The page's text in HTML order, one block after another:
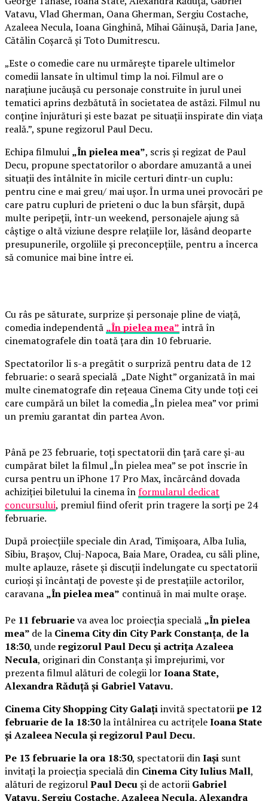
Vatavu, Vlad Gherman, Oana Gherman, Sergiu Costache,
Azaleea Necula, Ioana Ginghină, Mihai Găinușă, Daria Jane,
Cătălin Coșarcă și Toto Dumitrescu.
„Este o comedie care nu urmărește tiparele ultimelor
comedii lansate în ultimul timp la noi. Filmul are o
narațiune jucăușă cu personaje construite în jurul unei
tematici aprins dezbătută în societatea de astăzi. Filmul nu
conține înjurături și este bazat pe situații inspirate din viața
reală.”, spune regizorul Paul Decu.
Echipa filmului „În pielea mea”, scris și regizat de Paul
Decu, propune spectatorilor o abordare amuzantă a unei
situații des întâlnite în micile certuri dintr-un cuplu:
pentru cine e mai greu/ mai ușor. În urma unei provocări pe
care patru cupluri de prieteni o duc la bun sfârșit, după
multe peripeții, într-un weekend, personajele ajung să
câștige o altă viziune despre relațiile lor, lăsând deoparte
presupunerile, orgoliile și preconcepțiile, pentru a încerca
să comunice mai bine între ei.
Cu râs pe săturate, surprize și personaje pline de viață,
comedia independentă „În pielea mea” intră în
cinematografele din toată țara din 10 februarie.
Spectatorilor li s-a pregătit o surpriză pentru data de 12
februarie: o seară specială „Date Night” organizată în mai
multe cinematografe din rețeaua Cinema City unde toți cei
care cumpără un bilet la comedia „În pielea mea” vor primi
un premiu garantat din partea Avon.
Până pe 23 februarie, toți spectatorii din țară care și-au
cumpărat bilet la filmul „În pielea mea” se pot înscrie în
cursa pentru un iPhone 17 Pro Max, încărcând dovada
achiziției biletului la cinema înformularul dedicat
concursului, premiul fiind oferit prin tragere la sorți pe 24
februarie.
După proiecțiile speciale din Arad, Timișoara, Alba Iulia,
Sibiu, Brașov, Cluj-Napoca, Baia Mare, Oradea, cu săli pline,
multe aplauze, râsete și discuții îndelungate cu spectatorii
curioși și încântați de poveste și de prestațiile actorilor,
caravana „În pielea mea” continuă în mai multe orașe.
Pe 11 februarieva avea loc proiecția specială „În pielea
mea” de la Cinema City din City Park Constanța, de la
18:30, underegizorul Paul Decu și actrița Azaleea
Necula, originari din Constanța și împrejurimi, vor
prezenta filmul alături de colegii lorIoana State,
Alexandra Răduță și Gabriel Vatavu.
Cinema City Shopping City Galațiinvită spectatoriipe 12
februarie de la 18:30la întâlnirea cu actrițeleIoana State
și Azaleea Necula și regizorul Paul Decu.
Pe 13 februarie la ora 18:30, spectatorii dinIași sunt
invitați la proiecția specială din Cinema City Iulius Mall,
alături de regizorulPaul Decuși de actorii Gabriel
Vatavu, Sergiu Costache, Azaleea Necula, Alexandra